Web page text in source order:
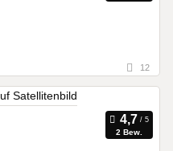
12
2 Bew.